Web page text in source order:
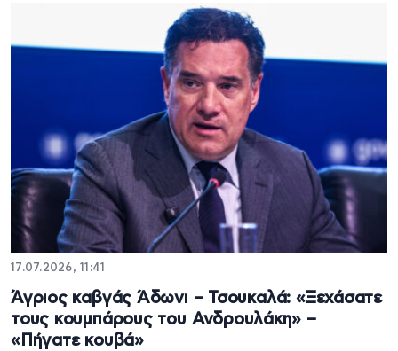
17.07.2026, 11:41
Άγριος καβγάς Άδωνι – Τσουκαλά: «Ξεχάσατε
τους κουμπάρους του Ανδρουλάκη» –
«Πήγατε κουβά»